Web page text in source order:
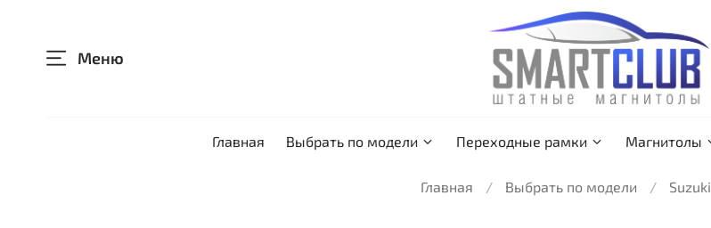
Меню
Главная Выбрать по модели Переходные рамки Магнитолы
Главная Выбрать по модели Suzuki